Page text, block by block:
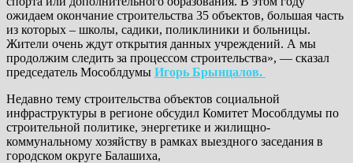
ожидаем окончание строительства 35 объектов, большая часть
из которых – школы, садики, поликлиники и больницы.
Жители очень ждут открытия данных учреждений. А мы
продолжим следить за процессом строительства», — сказал
председатель Мособлдумы Игорь Брынцалов.
Недавно тему строительства объектов социальной
инфраструктуры в регионе обсудил Комитет Мособлдумы по
строительной политике, энергетике и жилищно-
коммунальному хозяйству в рамках выездного заседания в
городском округе Балашиха,